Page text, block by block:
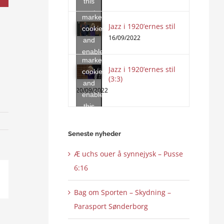
content
accept
marketing
cookies
and
enable
this
content
Jazz i 1920’ernes stil
16/09/2022
Click
to
accept
marketing
cookies
and
enable
this
Jazz i 1920’ernes stil
(3:3)
20/09/2022
Seneste nyheder
Æ uchs ouer å synnejysk – Pusse
6:16
Bag om Sporten – Skydning –
Parasport Sønderborg